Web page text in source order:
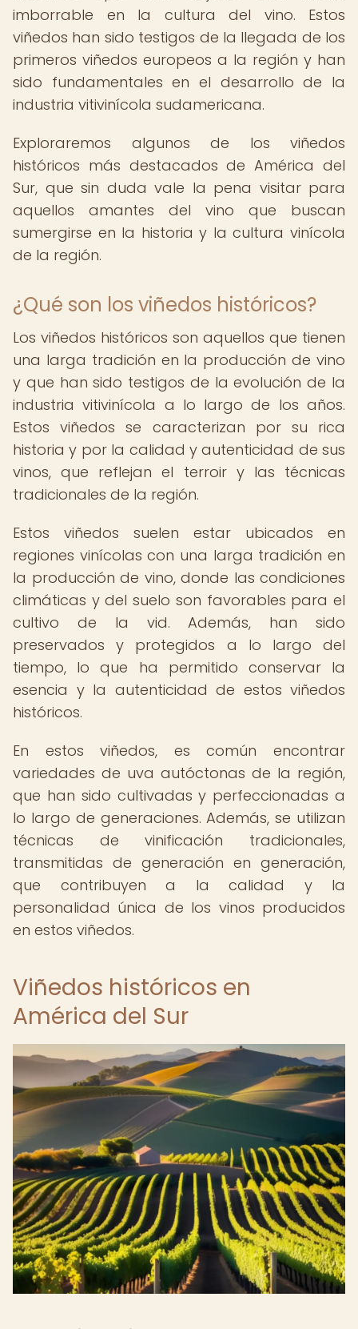
imborrable en la cultura del vino. Estos
viñedos han sido testigos de la llegada de los
primeros viñedos europeos a la región y han
sido fundamentales en el desarrollo de la
industria vitivinícola sudamericana.
Exploraremos algunos de los viñedos
históricos más destacados de América del
Sur, que sin duda vale la pena visitar para
aquellos amantes del vino que buscan
sumergirse en la historia y la cultura vinícola
de la región.
¿Qué son los viñedos históricos?
Los viñedos históricos son aquellos que tienen
una larga tradición en la producción de vino
y que han sido testigos de la evolución de la
industria vitivinícola a lo largo de los años.
Estos viñedos se caracterizan por su rica
historia y por la calidad y autenticidad de sus
vinos, que reflejan el terroir y las técnicas
tradicionales de la región.
Estos viñedos suelen estar ubicados en
regiones vinícolas con una larga tradición en
la producción de vino, donde las condiciones
climáticas y del suelo son favorables para el
cultivo de la vid. Además, han sido
preservados y protegidos a lo largo del
tiempo, lo que ha permitido conservar la
esencia y la autenticidad de estos viñedos
históricos.
En estos viñedos, es común encontrar
variedades de uva autóctonas de la región,
que han sido cultivadas y perfeccionadas a
lo largo de generaciones. Además, se utilizan
técnicas de vinificación tradicionales,
transmitidas de generación en generación,
que contribuyen a la calidad y la
personalidad única de los vinos producidos
en estos viñedos.
Viñedos históricos en
América del Sur